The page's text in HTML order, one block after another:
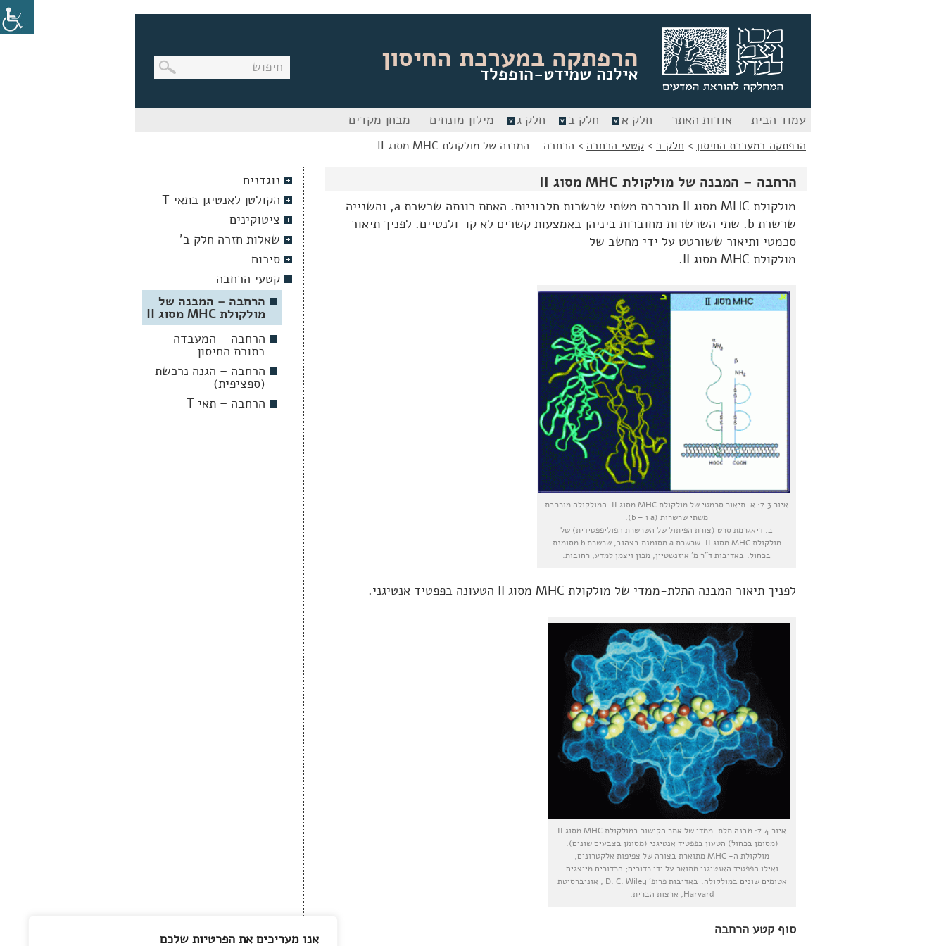
אנו מעריכים את הפרטיות שלכם
הרפתקה במערכת החיסון
אילנה שמידט-הופפלד
עמוד הבית אודות האתר חלק א חלק ב חלק ג מילון מונחים מבחן מקדים
הרפתקה במערכת החיסון > חלק ב > קטעי הרחבה > הרחבה – המבנה של מולקולת MHC מסוג II
הרחבה – המבנה של מולקולת MHC מסוג II
מולקולת MHC מסוג II מורכבת משתי שרשרות חלבוניות. האחת כונתה שרשרת a, והשנייה
שרשרת b. שתי השרשרות מחוברות ביניהן באמצעות קשרים לא קו-ולנטיים. לפניך תיאור
סכמטי ותיאור ששורטט על ידי מחשב של
מולקולת MHC מסוג II.
איור 7.3: א. תיאור סכמטי של מולקולת MHC מסוג II. המולקולה מורכבת
משתי שרשרות (a ו – b).
ב. דיאגרמת סרט (צורת הפיתול של השרשרת הפוליפפטידית) של
מולקולת MHC מסוג II. שרשרת a מסומנת בצהוב, שרשרת b מסומנת
בכחול. באדיבות ד"ר מ' איזנשטיין, מכון ויצמן למדע, רחובות.
לפניך תיאור המבנה התלת-ממדי של מולקולת MHC מסוג II הטעונה בפפטיד אנטיגני.
איור 7.4: מבנה תלת-ממדי של אתר הקישור במולקולת MHC מסוג II
(מסומן בכחול) הטעון בפפטיד אנטיגני (מסומן בצבעים שונים).
מולקולת ה- MHC מתוארת בצורה של צפיפות אלקטרונים,
ואילו הפפטיד האנטיגני מתואר על ידי כדורים; הכדורים מייצגים
אטומים שונים במולקולה. באדיבות פרופ' D. C. Wiley , אוניברסיטת
Harvard, ארצות הברית.
סוף קטע הרחבה
נוגדנים
הקולטן לאנטיגן בתאי T
ציטוקינים
שאלות חזרה חלק ב'
סיכום
קטעי הרחבה
הרחבה – המבנה של
מולקולת MHC מסוג II
הרחבה – המעבדה
בתורת החיסון
הרחבה – הגנה נרכשת
(ספציפית)
הרחבה – תאי T